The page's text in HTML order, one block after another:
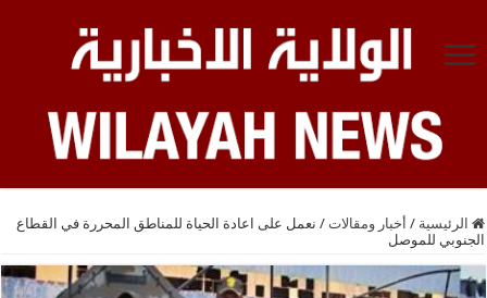
الرئيسية / أخبار ومقالات / نعمل على اعادة الحياة للمناطق المحررة في القطاع
الجنوبي للموصل